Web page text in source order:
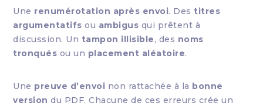
Une renumérotation après envoi. Des titres
argumentatifs ou ambigus qui prêtent à
discussion. Un tampon illisible, des noms
tronqués ou un placement aléatoire.
Une preuve d’envoi non rattachée à la bonne
version du PDF. Chacune de ces erreurs crée un